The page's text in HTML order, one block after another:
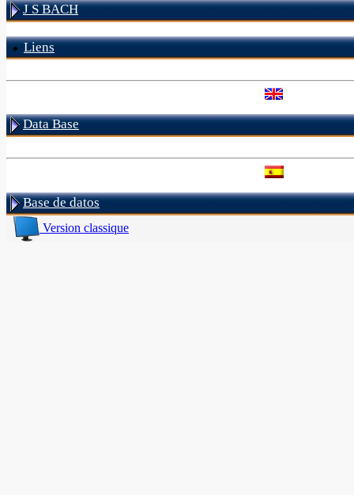
J S BACH
Liens
Data Base
Base de datos
Version classique